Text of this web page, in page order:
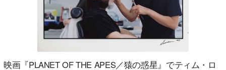
映画『PLANET OF THE APES／猿の惑星』でティム・ロ